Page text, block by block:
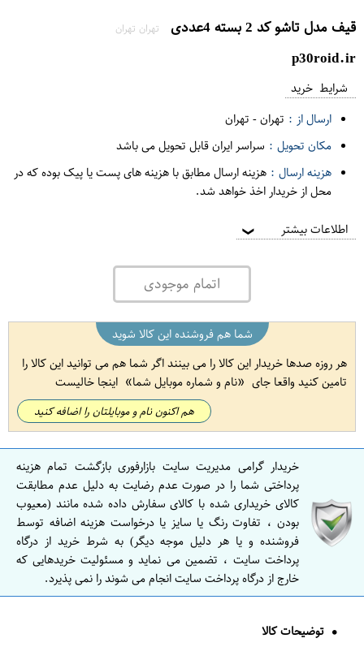
قیف مدل تاشو کد 2 بسته 4عددی تهران تهران
p30roid.ir
شرایط خرید
ارسال از : تهران- تهران
مکان تحویل : سراسر ایران قابل تحویل می باشد
هزینه ارسال : هزینه ارسال مطابق با هزینه های پست یا پیک بوده که در
محل از خریدار اخذ خواهد شد.
اطلاعات بیشتر ❯
اتمام موجودی
شما هم فروشنده این کالا شوید
هر روزه صدها خریدار این کالا را می بینند اگر شما هم می توانید این کالا را
تامین کنید واقعا جای
نام و شماره موبایل شما اینجا خالیست
هم اکنون نام و موبایلتان را اضافه کنید
خریدار گرامی مدیریت سایت بازارفوری بازگشت تمام هزینه
پرداختی شما را در صورت عدم رضایت به دلیل عدم مطابقت
کالای خریداری شده با کالای سفارش داده شده مانند (معیوب
بودن ، تفاوت رنگ یا سایز یا درخواست هزینه اضافه توسط
فروشنده و یا هر دلیل موجه دیگر) به شرط خرید از درگاه
پرداخت سایت ، تضمین می نماید و مسئولیت خریدهایی که
خارج از درگاه پرداخت سایت انجام می شوند را نمی پذیرد.
توضیحات کالا